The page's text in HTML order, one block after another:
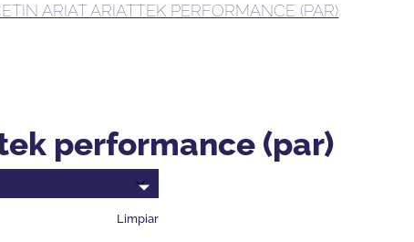
ARIAT ARIATTEK PERFORMANCE (PAR)
performance (par)
Limpiar